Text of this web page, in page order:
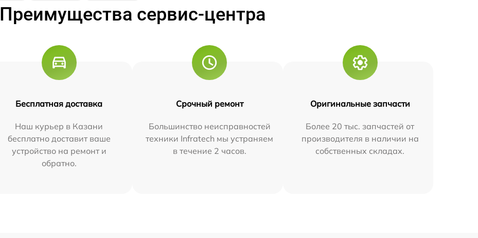
Преимущества сервис-центра
Бесплатная доставка
Наш курьер в Казани
бесплатно доставит ваше
устройство на ремонт и
обратно.
Срочный ремонт
Большинство неисправностей
техники Infratech мы устраняем
в течение 2 часов.
Оригинальные запчасти
Более 20 тыс. запчастей от
производителя в наличии на
собственных складах.